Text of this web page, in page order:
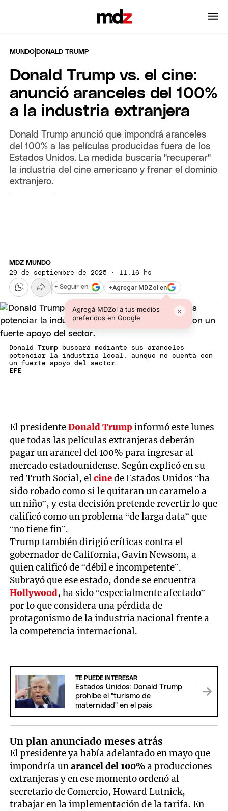
MUNDO |DONALD TRUMP
Donald Trump vs. el cine:
anunció aranceles del 100%
a la industria extranjera
Donald Trump anunció que impondrá aranceles
del 100% a las películas producidas fuera de los
Estados Unidos. La medida buscaría "recuperar"
la industria del cine americano y frenar el dominio
extranjero.
MDZ MUNDO
29 de septiembre de 2025 · 11:16 hs
+Agregar MDZol en
Agregá MDZol a tus medios
preferidos en Google
×
+ Seguir en
Donald Trump buscará mediante sus aranceles
potenciar la industria local, aunque no cuenta con
un fuerte apoyo del sector.
EFE
El presidenteDonald Trumpinformó este lunes
que todas las películas extranjeras deberán
pagar un arancel del 100% para ingresar al
mercado estadounidense. Según explicó en su
red Truth Social, elcinede Estados Unidos “ha
sido robado como si le quitaran un caramelo a
un niño”, y esta decisión pretende revertir lo que
calificó como un problema “de larga data” que
“no tiene fin”.
Trump también dirigió críticas contra el
gobernador de California, Gavin Newsom, a
quien calificó de “débil e incompetente”.
Subrayó que ese estado, donde se encuentra
Hollywood, ha sido “especialmente afectado”
por lo que considera una pérdida de
protagonismo de la industria nacional frente a
la competencia internacional.
TE PUEDE INTERESAR
Estados Unidos: Donald Trump
prohíbe el "turismo de
maternidad" en el país
Un plan anunciado meses atrás
El presidente ya había adelantado en mayo que
impondría unarancel del 100%a producciones
extranjeras y en ese momento ordenó al
secretario de Comercio, Howard Lutnick,
trabajar en la implementación de la tarifa. En